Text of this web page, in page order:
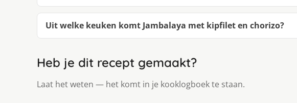
Uit welke keuken komt Jambalaya met kipfilet en chorizo?
Heb je dit recept gemaakt?
Laat het weten — het komt in je kooklogboek te staan.